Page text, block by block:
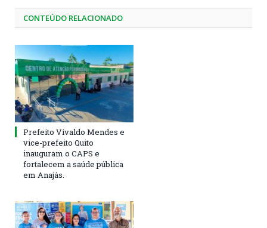
CONTEÚDO RELACIONADO
Prefeito Vivaldo Mendes e
vice-prefeito Quito
inauguram o CAPS e
fortalecem a saúde pública
em Anajás.